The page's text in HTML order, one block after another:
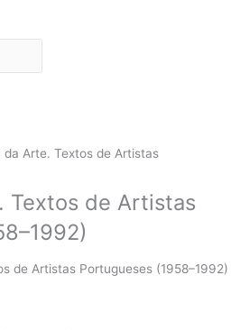
da Arte. Textos de Artistas
Textos de Artistas
de Artistas Portugueses (1958–1992)